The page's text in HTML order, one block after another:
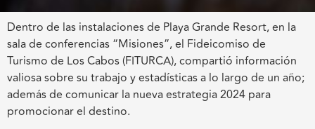
Dentro de las instalaciones de Playa Grande Resort, en la
sala de conferencias “Misiones”, el Fideicomiso de
Turismo de Los Cabos (FITURCA), compartió información
valiosa sobre su trabajo y estadísticas a lo largo de un año;
además de comunicar la nueva estrategia 2024 para
promocionar el destino.